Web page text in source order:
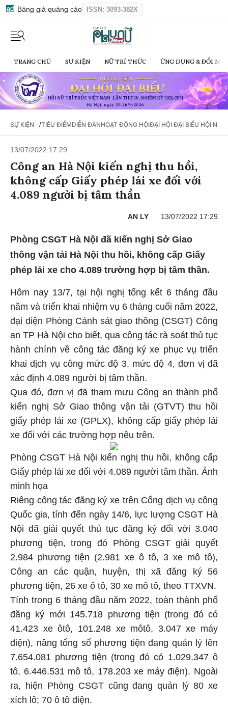
Bảng giá quảng cáo ISSN: 3093-382X
TRANG CHỦ SỰ KIỆN NỮ TRÍ THỨC ỨNG DỤNG & ĐỔI
SỰ KIỆN /TIÊU ĐIỂMDIỄN ĐÀNHOẠT ĐỘNG HỘIĐẠI HỘI ĐẠI BIỂU HỘI NỮ
13/07/2022 17:29
Công an Hà Nội kiến nghị thu hồi,
không cấp Giấy phép lái xe đối với
4.089 người bị tâm thần
AN LY 13/07/2022 17:29
Phòng CSGT Hà Nội đã kiến nghị Sở Giao
thông vận tải Hà Nội thu hồi, không cấp Giấy
phép lái xe cho 4.089 trường hợp bị tâm thần.
Hôm nay 13/7, tại hội nghị tổng kết 6 tháng đầu
năm và triển khai nhiệm vụ 6 tháng cuối năm 2022,
đại diện Phòng Cảnh sát giao thông (CSGT) Công
an TP Hà Nội cho biết, qua công tác rà soát thủ tục
hành chính về công tác đăng ký xe phục vụ triển
khai dịch vụ công mức độ 3, mức độ 4, đơn vị đã
xác định 4.089 người bị tâm thần.
Qua đó, đơn vị đã tham mưu Công an thành phố
kiến nghị Sở Giao thông vận tải (GTVT) thu hồi
giấy phép lái xe (GPLX), không cấp giấy phép lái
xe đối với các trường hợp nêu trên.
Phòng CSGT Hà Nội kiến nghị thu hồi, không cấp
Giấy phép lái xe đối với 4.089 người tâm thần. Ảnh
minh họa
Riêng công tác đăng ký xe trên Cổng dịch vụ công
Quốc gia, tính đến ngày 14/6, lực lượng CSGT Hà
Nội đã giải quyết thủ tục đăng ký đối với 3.040
phương tiện, trong đó Phòng CSGT giải quyết
2.984 phương tiện (2.981 xe ô tô, 3 xe mô tô),
Công an các quận, huyện, thị xã đăng ký 56
phương tiện, 26 xe ô tô, 30 xe mô tô, theo TTXVN.
Tính trong 6 tháng đầu năm 2022, toàn thành phố
đăng ký mới 145.718 phương tiện (trong đó có
41.423 xe ôtô, 101.248 xe môtô, 3.047 xe máy
điện), nâng tổng số phương tiện đang quản lý lên
7.654.081 phương tiện (trong đó có 1.029.347 ô
tô, 6.446.531 mô tô, 178.203 xe máy điện). Ngoài
ra, hiện Phòng CSGT cũng đang quản lý 80 xe
xích lô; 70 ô tô điện.